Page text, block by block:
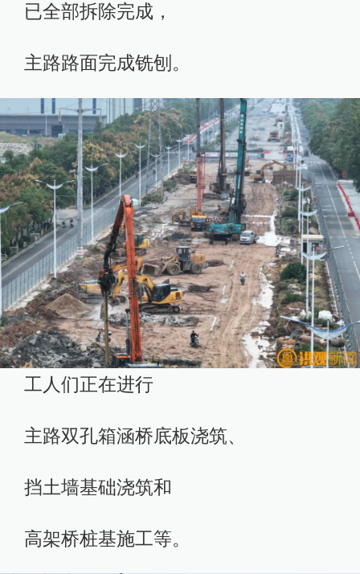
已全部拆除完成，
主路路面完成铣刨。
工人们正在进行
主路双孔箱涵桥底板浇筑、
挡土墙基础浇筑和
高架桥桩基施工等。